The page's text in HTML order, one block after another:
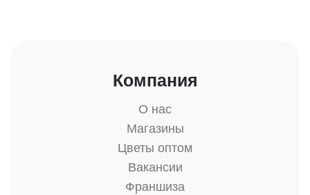
Компания
О нас
Магазины
Цветы оптом
Вакансии
Франшиза